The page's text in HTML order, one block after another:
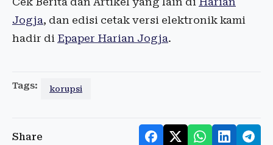
Jogja, dan edisi cetak versi elektronik kami
hadir di Epaper Harian Jogja.
Tags: korupsi
Share